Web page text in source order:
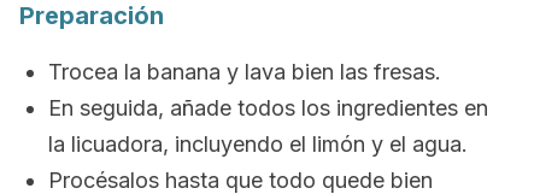
Preparación
Trocea la banana y lava bien las fresas.
En seguida, añade todos los ingredientes en
la licuadora, incluyendo el limón y el agua.
Procésalos hasta que todo quede bien